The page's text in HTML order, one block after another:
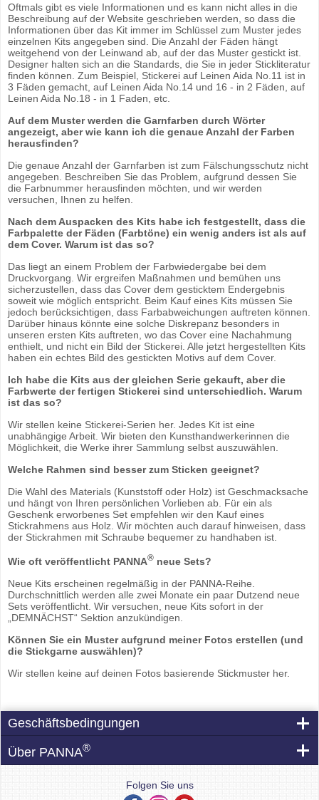
Oftmals gibt es viele Informationen und es kann nicht alles in die
Beschreibung auf der Website geschrieben werden, so dass die
Informationen über das Kit immer im Schlüssel zum Muster jedes
einzelnen Kits angegeben sind. Die Anzahl der Fäden hängt
weitgehend von der Leinwand ab, auf der das Muster gestickt ist.
Designer halten sich an die Standards, die Sie in jeder Stickliteratur
finden können. Zum Beispiel, Stickerei auf Leinen Aida No.11 ist in
3 Fäden gemacht, auf Leinen Aida No.14 und 16 - in 2 Fäden, auf
Leinen Aida No.18 - in 1 Faden, etc.
Auf dem Muster werden die Garnfarben durch Wörter
angezeigt, aber wie kann ich die genaue Anzahl der Farben
herausfinden?
Die genaue Anzahl der Garnfarben ist zum Fälschungsschutz nicht
angegeben. Beschreiben Sie das Problem, aufgrund dessen Sie
die Farbnummer herausfinden möchten, und wir werden
versuchen, Ihnen zu helfen.
Nach dem Auspacken des Kits habe ich festgestellt, dass die
Farbpalette der Fäden (Farbtöne) ein wenig anders ist als auf
dem Cover. Warum ist das so?
Das liegt an einem Problem der Farbwiedergabe bei dem
Druckvorgang. Wir ergreifen Maßnahmen und bemühen uns
sicherzustellen, dass das Cover dem gesticktem Endergebnis
soweit wie möglich entspricht. Beim Kauf eines Kits müssen Sie
jedoch berücksichtigen, dass Farbabweichungen auftreten können.
Darüber hinaus könnte eine solche Diskrepanz besonders in
unseren ersten Kits auftreten, wo das Cover eine Nachahmung
enthielt, und nicht ein Bild der Stickerei. Alle jetzt hergestellten Kits
haben ein echtes Bild des gestickten Motivs auf dem Cover.
Ich habe die Kits aus der gleichen Serie gekauft, aber die
Farbwerte der fertigen Stickerei sind unterschiedlich. Warum
ist das so?
Wir stellen keine Stickerei-Serien her. Jedes Kit ist eine
unabhängige Arbeit. Wir bieten den Kunsthandwerkerinnen die
Möglichkeit, die Werke ihrer Sammlung selbst auszuwählen.
Welche Rahmen sind besser zum Sticken geeignet?
Die Wahl des Materials (Kunststoff oder Holz) ist Geschmacksache
und hängt von Ihren persönlichen Vorlieben ab. Für ein als
Geschenk erworbenes Set empfehlen wir den Kauf eines
Stickrahmens aus Holz. Wir möchten auch darauf hinweisen, dass
der Stickrahmen mit Schraube bequemer zu handhaben ist.
Wie oft veröffentlicht PANNA® neue Sets?
Neue Kits erscheinen regelmäßig in der PANNA-Reihe.
Durchschnittlich werden alle zwei Monate ein paar Dutzend neue
Sets veröffentlicht. Wir versuchen, neue Kits sofort in der
„DEMNÄCHST“ Sektion anzukündigen.
Können Sie ein Muster aufgrund meiner Fotos erstellen (und
die Stickgarne auswählen)?
Wir stellen keine auf deinen Fotos basierende Stickmuster her.
Geschäftsbedingungen
Über PANNA®
Folgen Sie uns